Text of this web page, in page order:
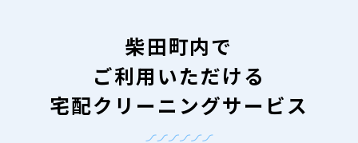
柴田町内で
ご利用いただける
宅配クリーニングサービス